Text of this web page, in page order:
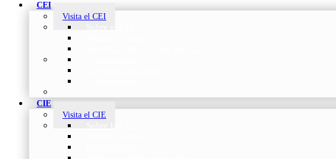
CEI
Visita el CEI
CIE
Visita el CIE